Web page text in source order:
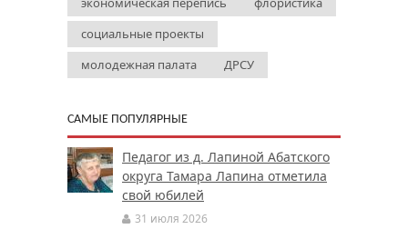
социальные проекты
молодежная палата
ДРСУ
САМЫЕ ПОПУЛЯРНЫЕ
Педагог из д. Лапиной Абатского
округа Тамара Лапина отметила
свой юбилей
31 июля 2026